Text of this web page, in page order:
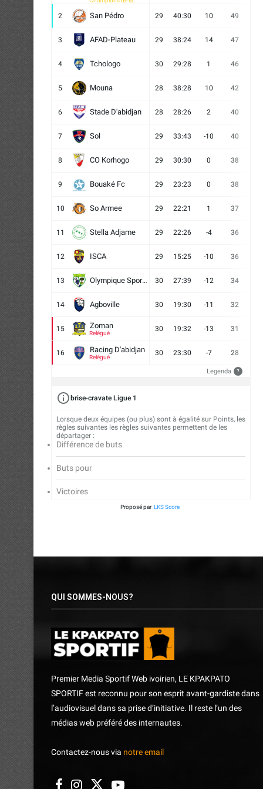
2 San Pédro 29 40:30 10 49
3 AFAD-Plateau 29 38:24 14 47
4 Tchologo 30 29:28 1 46
5 Mouna 28 38:28 10 42
6 Stade D'abidjan 28 28:26 2 40
7 Sol 29 33:43 -10 40
8 CO Korhogo 29 30:30 0 38
9 Bouaké Fc 29 23:23 0 38
10 So Armee 29 22:21 1 37
11 Stella Adjame 29 22:26 -4 36
12 ISCA 29 15:25 -10 36
13 Olympique Sport d'Abobo FC 30 27:39 -12 34
14 Agboville 30 19:30 -11 32
15 Zoman
Relégué
30 19:32 -13 31
16 Racing D'abidjan
Relégué
30 23:30 -7 28
Legenda ?
brise-cravate Ligue 1
Lorsque deux équipes (ou plus) sont à égalité sur Points, les
règles suivantes les règles suivantes permettent de les
départager :
Différence de buts
Buts pour
Victoires
Proposé par LKS Score
QUI SOMMES-NOUS?
Premier Media Sportif Web ivoirien, LE KPAKPATO
SPORTIF est reconnu pour son esprit avant-gardiste dans
l’audiovisuel dans sa prise d’initiative. Il reste l’un des
médias web préféré des internautes.
Contactez-nous via notre email